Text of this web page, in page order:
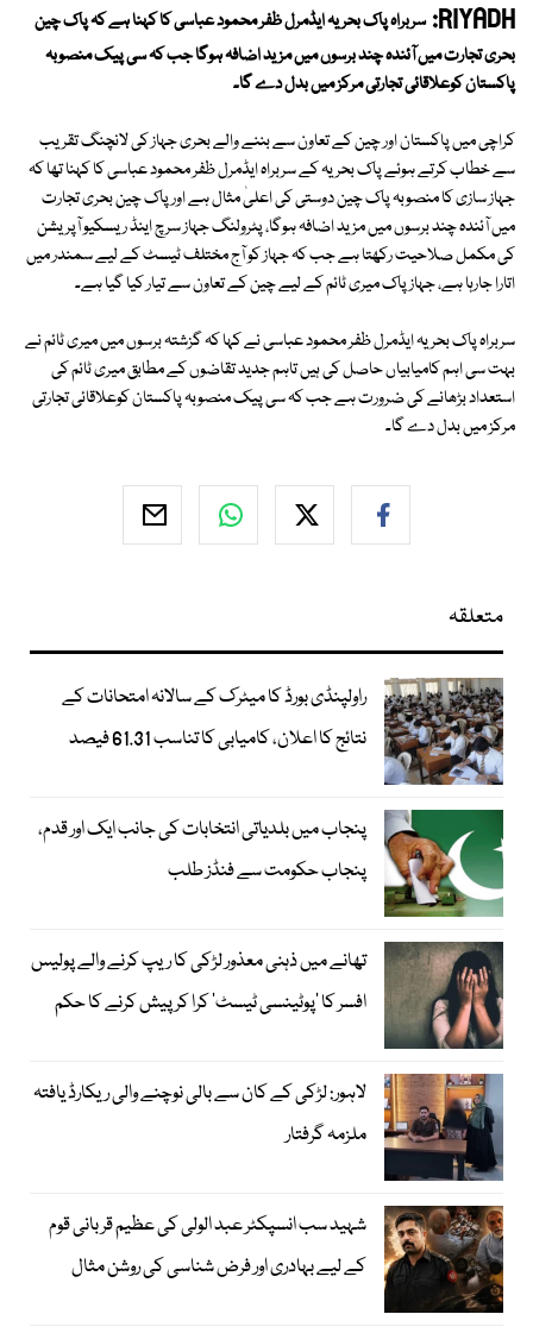
RIYADH: سربراہ پاک بحریہ ایڈمرل ظفر محمود عباسی کا کہنا ہے کہ پاکچین
بحری تجارت میں آئندہ چندبرسوں میں مزید اضافہ ہوگا جب کہ سی پیک منصوبہ
پاکستان کوعلاقائی تجارتی مرکز میں بدل دے گا۔
کراچی میں پاکستان اور چین کے تعاون سے بننے والے بحری جہاز کی لانچنگ تقریب
سے خطاب کرتے ہوئے پاک بحریہ کے سربراہ ایڈمرل ظفر محمود عباسی کا کہنا تھا کہ
جہاز سازی کا منصوبہ پاک چین دوستی کی اعلیٰ مثال ہے اور پاک چین بحری تجارت
میں آئندہ چند برسوں میں مزید اضافہ ہوگا، پٹرولنگ جہاز سرچ اینڈ ریسکیو آپریشن
کی مکمل صلاحیت رکھتا ہے جب کہ جہاز کو آج مختلف ٹیسٹ کے لیے سمندر میں
اتارا جارہا ہے، جہاز پاک میری ٹائم کے لیے چین کے تعاون سے تیار کیا گیا ہے۔
سربراہ پاک بحریہ ایڈمرل ظفر محمود عباسی نے کہا کہ گزشتہ برسوں میں میری ٹائم نے
بہت سی اہم کامیابیاں حاصل کی ہیں تاہم جدید تقاضوں کے مطابق میری ٹائم کی
استعداد بڑھانے کی ضرورت ہے جب کہ سی پیک منصوبہ پاکستان کوعلاقائی تجارتی
مرکز میں بدل دے گا۔
متعلقہ
راولپنڈی بورڈ کا میٹرک کے سالانہ امتحانات کے
نتائج کا اعلان، کامیابی کا تناسب 61.31 فیصد
پنجاب میں بلدیاتی انتخابات کی جانب ایک اور قدم،
پنجاب حکومت سے فنڈز طلب
تھانے میں ذہنی معذور لڑکی کا ریپ کرنے والے پولیس
افسر کا ’پوٹینسی ٹیسٹ‘ کرا کر پیش کرنے کا حکم
لاہور: لڑکی کے کان سے بالی نوچنے والی ریکارڈ یافتہ
ملزمہ گرفتار
شہید سب انسپکٹر عبد الولی کی عظیم قربانی قوم
کے لیے بہادری اور فرض شناسی کی روشن مثال